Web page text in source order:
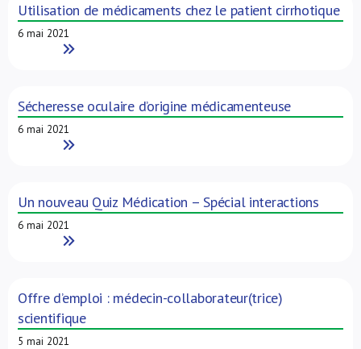
Utilisation de médicaments chez le patient cirrhotique
6 mai 2021
Read More
Sécheresse oculaire d’origine médicamenteuse
6 mai 2021
Read More
Un nouveau Quiz Médication – Spécial interactions
6 mai 2021
Read More
Offre d’emploi : médecin-collaborateur(trice)
scientifique
5 mai 2021